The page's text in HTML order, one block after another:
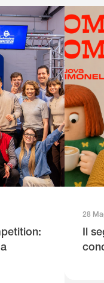
28
Il